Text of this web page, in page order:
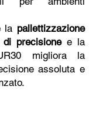
la pallettizzazione
di precisionee la
migliora la
assoluta e